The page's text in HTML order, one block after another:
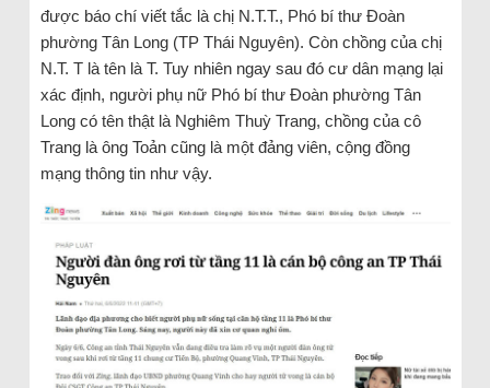
được báo chí viết tắc là chị N.T.T., Phó bí thư Đoàn
phường Tân Long (TP Thái Nguyên). Còn chồng của chị
N.T. T là tên là T. Tuy nhiên ngay sau đó cư dân mạng lại
xác định, người phụ nữ Phó bí thư Đoàn phường Tân
Long có tên thật là Nghiêm Thuỳ Trang, chồng của cô
Trang là ông Toản cũng là một đảng viên, cộng đồng
mạng thông tin như vậy.